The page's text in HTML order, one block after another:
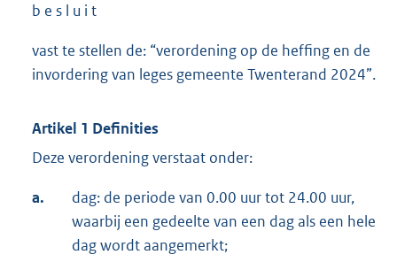
b e s l u i t
vast te stellen de: “verordening op de heffing en de
invordering van leges gemeente Twenterand 2024”.
Artikel 1 Definities
Deze verordening verstaat onder:
a.
dag: de periode van 0.00 uur tot 24.00 uur,
waarbij een gedeelte van een dag als een hele
dag wordt aangemerkt;